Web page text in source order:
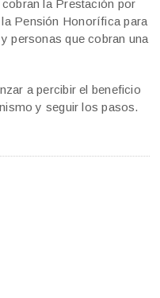
la Prestación por
Pensión Honorífica para
personas que cobran una
a percibir el beneficio
y seguir los pasos.